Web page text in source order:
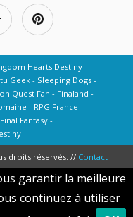
Hearts Destiny
Geek
Sleeping Dogs
Quest Fan
Finaland
RPG France
Fantasy
droits réservés. // Contact
garantir la meilleure
continuez à utiliser